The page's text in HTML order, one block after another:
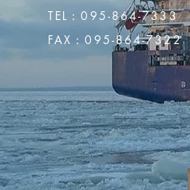
TEL：095-864-7333
FAX：095-864-7322